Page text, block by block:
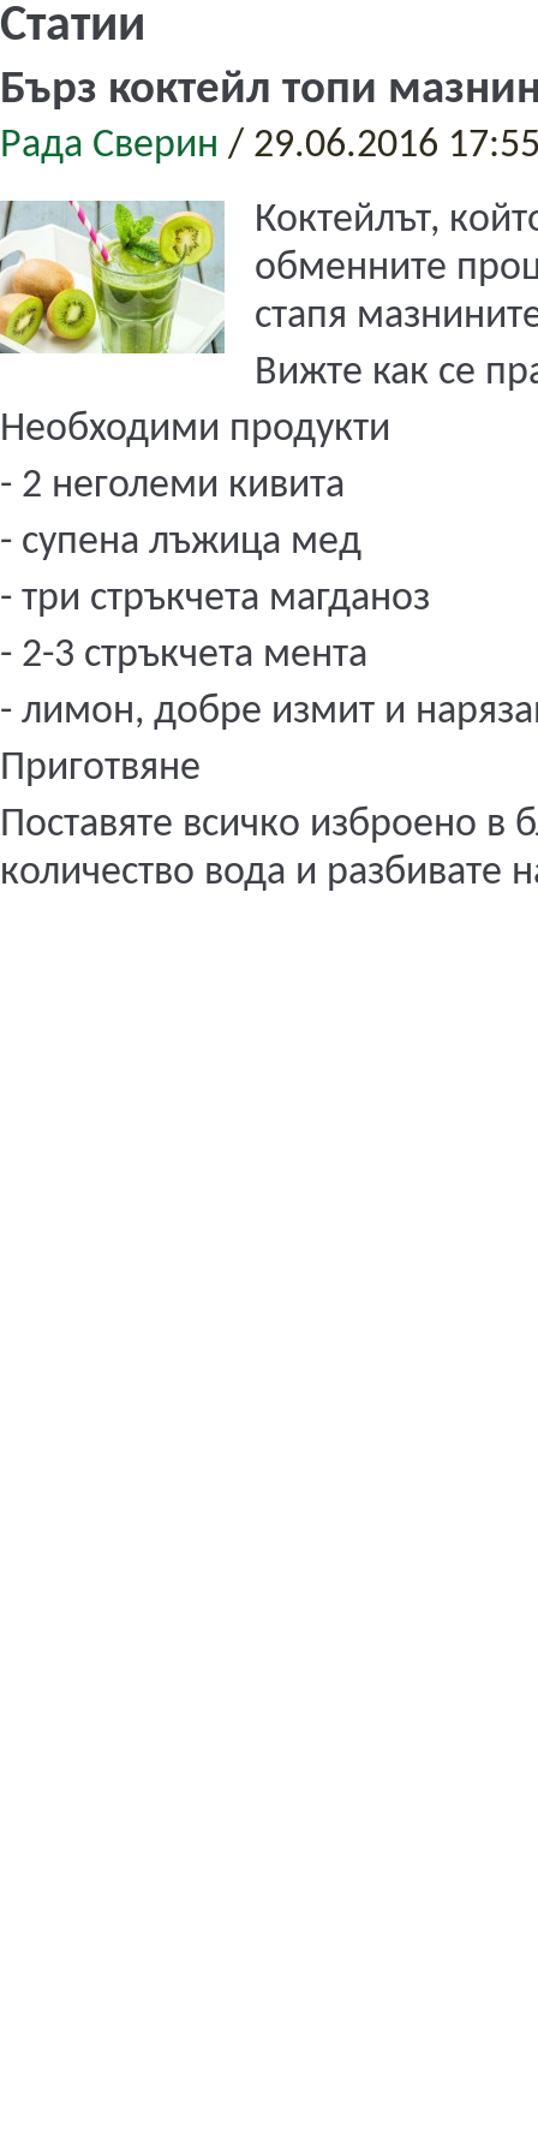
Статии
Бърз коктейл топи
Рада Сверин / 29.06.2016
Коктейлът,
обменните
стапя
Вижте как се
Необходими продукти
- 2 неголеми кивита
- супена лъжица мед
- три стръкчета магданоз
- 2-3 стръкчета мента
- лимон, добре измит и
Приготвяне
Поставяте всичко изброено
количество вода и разбивате